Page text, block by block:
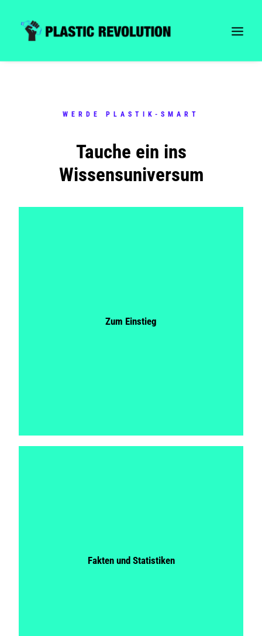
WERDE PLASTIK-SMART
Tauche ein ins
Wissensuniversum
Zum Einstieg
Fakten und Statistiken